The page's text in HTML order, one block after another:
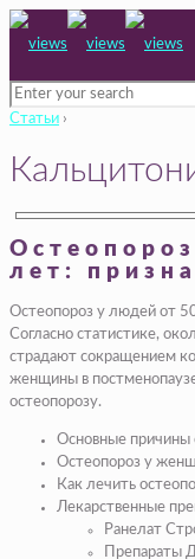
Статьи ›
лет:
Остеопороз у людей от
Согласно статистике,
страдают сокращением
женщины в
остеопорозу.
Основные причины
Остеопороз у
Как лечить
Лекарственные
Ранелат
Препараты